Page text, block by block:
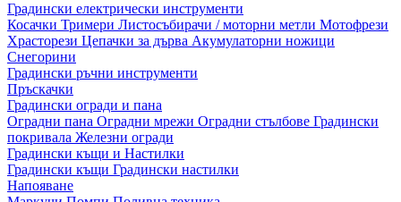
Градински електрически инструменти
Косачки Тримери Листосъбирачи / моторни метли Мотофрези
Храсторези Цепачки за дърва Акумулаторни ножици
Снегорини
Градински ръчни инструменти
Пръскачки
Градински огради и пана
Оградни пана Оградни мрежи Оградни стълбове Градински
покривала Железни огради
Градински къщи и Настилки
Градински къщи Градински настилки
Напояване